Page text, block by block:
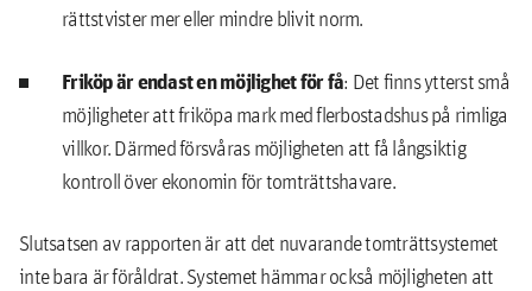
rättstvister mer eller mindre blivit norm.
Friköp är endast en möjlighet för få: Det finns ytterst små
möjligheter att friköpa mark med flerbostadshus på rimliga
villkor. Därmed försvåras möjligheten att få långsiktig
kontroll över ekonomin för tomträttshavare.
Slutsatsen av rapporten är att det nuvarande tomträttsystemet
inte bara är föråldrat. Systemet hämmar också möjligheten att